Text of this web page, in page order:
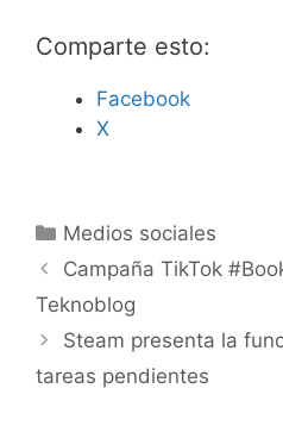
p
e
r
o
d
u
c
t
Comparte esto:
Facebook
X
C
a
e
g
o
Medios sociales
Campaña TikTok
Teknoblog
Steam presenta la
tareas pendientes